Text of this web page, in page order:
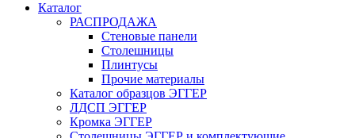
Каталог
РАСПРОДАЖА
Стеновые панели
Столешницы
Плинтусы
Прочие материалы
Каталог образцов ЭГГЕР
ЛДСП ЭГГЕР
Кромка ЭГГЕР